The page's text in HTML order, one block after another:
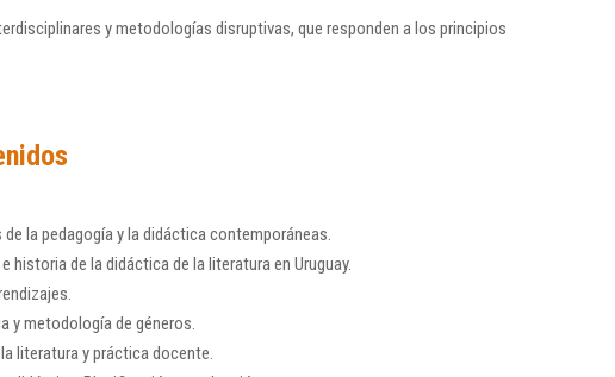
y metodologías disruptivas, que responden a los principios
de la pedagogía y la didáctica contemporáneas.
historia de la didáctica de la literatura en Uruguay.
y metodología de géneros.
literatura y práctica docente.